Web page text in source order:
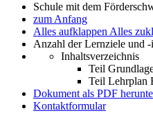
Schule mit dem
zum Anfang
Alles aufklappen Alles
Anzahl der Lernziele und
Inhaltsverzeichnis
Teil
Teil Lehrplan
Dokument als PDF
Kontaktformular